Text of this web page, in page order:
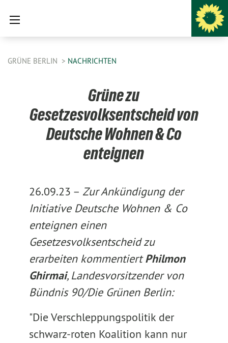
GRÜNE BERLIN NACHRICHTEN
Grüne zu
Gesetzesvolksentscheid von
Deutsche Wohnen & Co
enteignen
26.09.23 – Zur Ankündigung der
Initiative Deutsche Wohnen & Co
enteignen einen
Gesetzesvolksentscheid zu
erarbeiten kommentiertPhilmon
Ghirmai, Landesvorsitzender von
Bündnis 90/Die Grünen Berlin:
"Die Verschleppungspolitik der
schwarz-roten Koalition kann nur